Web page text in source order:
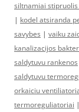
siltnamiai
| kodel atsiranda
savybes | vaiku
kanalizacijos
saldytuvu rankenos
saldytuvu
orkaiciu
termoreguliatoriai |